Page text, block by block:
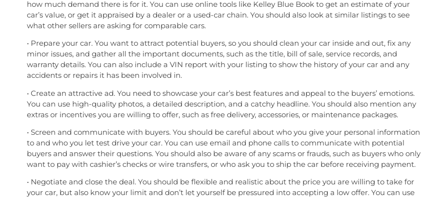
how much demand there is for it. You can use online tools like Kelley Blue Book to get an estimate of your
car’s value, or get it appraised by a dealer or a used-car chain. You should also look at similar listings to see
what other sellers are asking for comparable cars.
• Prepare your car. You want to attract potential buyers, so you should clean your car inside and out, fix any
minor issues, and gather all the important documents, such as the title, bill of sale, service records, and
warranty details. You can also include a VIN report with your listing to show the history of your car and any
accidents or repairs it has been involved in.
• Create an attractive ad. You need to showcase your car’s best features and appeal to the buyers’ emotions.
You can use high-quality photos, a detailed description, and a catchy headline. You should also mention any
extras or incentives you are willing to offer, such as free delivery, accessories, or maintenance packages.
• Screen and communicate with buyers. You should be careful about who you give your personal information
to and who you let test drive your car. You can use email and phone calls to communicate with potential
buyers and answer their questions. You should also be aware of any scams or frauds, such as buyers who only
want to pay with cashier’s checks or wire transfers, or who ask you to ship the car before receiving payment.
• Negotiate and close the deal. You should be flexible and realistic about the price you are willing to take for
your car, but also know your limit and don’t let yourself be pressured into accepting a low offer. You can use